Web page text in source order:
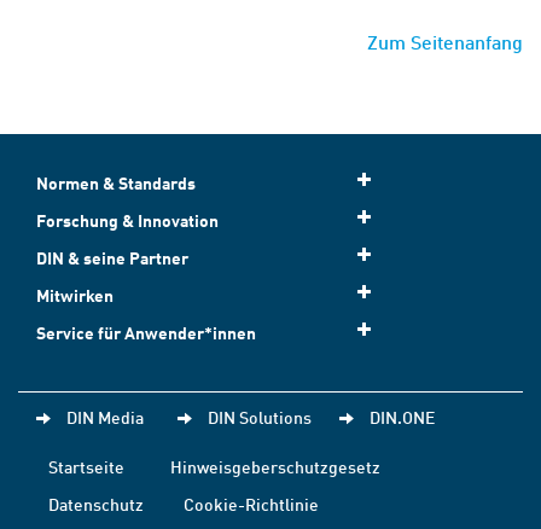
Zum Seitenanfang
Normen & Standards
Forschung & Innovation
DIN & seine Partner
Mitwirken
Service für Anwender*innen
DIN Media DIN Solutions DIN.ONE
Startseite
Hinweisgeberschutzgesetz
Datenschutz
Cookie-Richtlinie